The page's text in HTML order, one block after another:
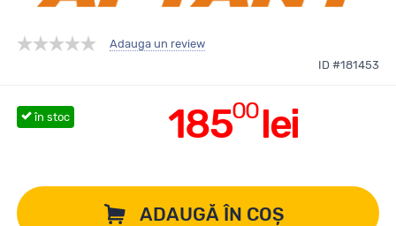
Adauga un review
ID #181453
18500lei
în stoc
ADAUGĂ ÎN COȘ